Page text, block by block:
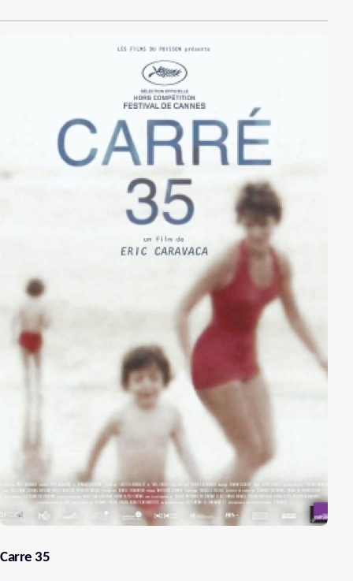
Carre 35